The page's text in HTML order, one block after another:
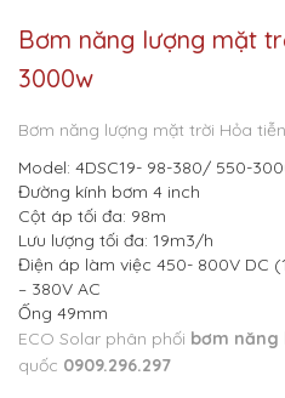
Bơm năng lượng mặt
3000w
Bơm năng lượng mặt trời Hỏa
Model: 4DSC19- 98-380/ 550-
Đường kính bơm 4 inch
Cột áp tối đa: 98m
Lưu lượng tối đa: 19m3/h
Điện áp làm việc 450- 800V DC
– 380V AC
Ống 49mm
ECO Solar phân phối bơm
quốc 0909.296.297